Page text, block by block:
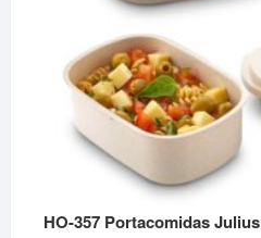
HO-357 Portacomidas Julius